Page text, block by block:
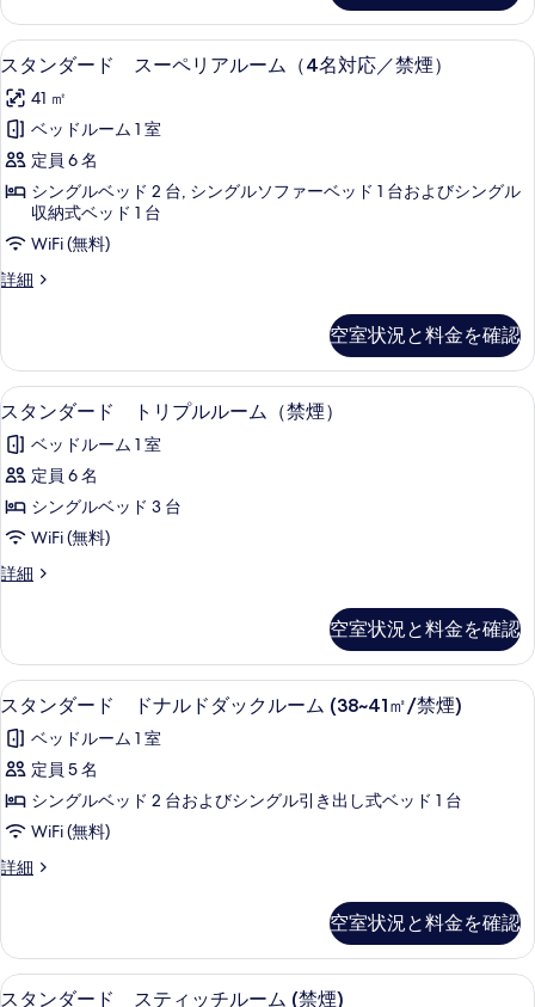
煙）
の
す
べ
て
の
真
を
す
る
禁
煙）
の
詳
細
リ
ア
ル
ー
ム
（ツ
イ
／
禁
す
べ
て
の
写
真
を
す
る
ー
ド
ス
ペ
リ
ル
ー
（ツ
イ
ン
の
詳
細
ス
タ
ン
ダ
ー
ド
ス
ー
ア
ル
ー
ム
（4
名
対
応
煙）
の
す
べ
て
の
写
表
示
セーフティボックス (室内)、遮光カ
6
スタンダード スーペリアルーム（4名対応／禁煙）
41 ㎡
ベッドルーム 1 室
定員 6 名
シングルベッド 2 台, シングルソファーベッド 1 台およびシングル
収納式ベッド 1 台
WiFi (無料)
詳細
ス
ー
ド
ス
ペ
リ
ル
ー
（4
／
禁
煙）
の
詳
細
空室状況と料金を確認
ス
タ
ン
ダ
ー
ド
ト
プ
ル
ル
ー
ム
（禁
煙）
の
て
の
セーフティボックス (室内)、遮光カ
5
スタンダード トリプルルーム（禁煙）
ベッドルーム 1 室
定員 6 名
シングルベッド 3 台
WiFi (無料)
詳細
ス
ー
ド
ト
プ
ル
ー
ム
煙）
空室状況と料金を確認
ス
タ
ン
ダ
ー
ド
ド
ル
ド
セーフティボックス (室内)、遮光カ
6
スタンダード ドナルドダックルーム (38~41㎡/禁煙)
ベッドルーム 1 室
定員 5 名
シングルベッド 2 台およびシングル引き出し式ベッド 1 台
WiFi (無料)
詳細
ス
ー
ド
ド
空室状況と料金を確認
ス
セーフティボックス (室内)、遮光カ
5
スタンダード スティッチルーム (禁煙)